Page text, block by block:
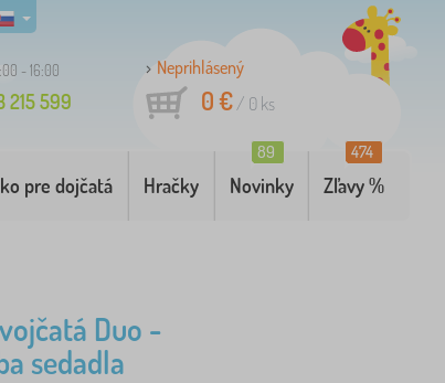
- 16:00
215 599
Neprihlásený
0 €/ 0 ks
pre dojčatá Hračky Novinky
89
Zľavy %
474
Duo -
sedadla